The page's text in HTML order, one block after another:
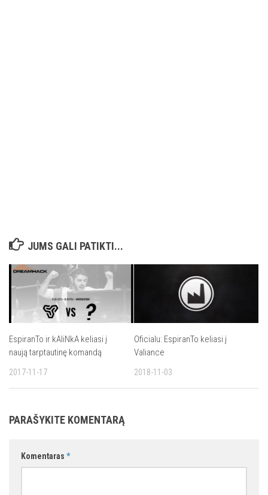
JUMS GALI PATIKTI...
EspiranTo ir kAliNkA keliasi į
naują tarptautinę komandą
2017-11-17
Oficialu: EspiranTo keliasi į
Valiance
2018-11-03
PARAŠYKITE KOMENTARĄ
Komentaras *